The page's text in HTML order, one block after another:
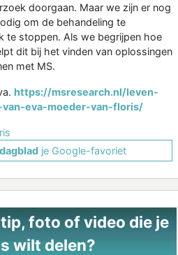
doorgaan. Maar we zijn er nog
om de behandeling te
te stoppen. Als we begrijpen hoe
dit bij het vinden van oplossingen
met MS.
https://msresearch.nl/leven-
eva-moeder-van-floris/
je Google-favoriet
foto of video die je
wilt delen?